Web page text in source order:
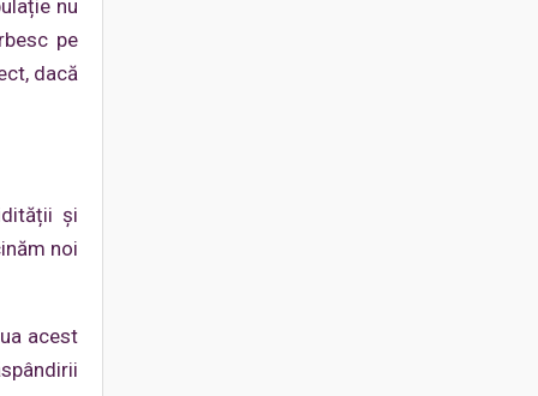
nu
pe
dacă
și
noi
acest